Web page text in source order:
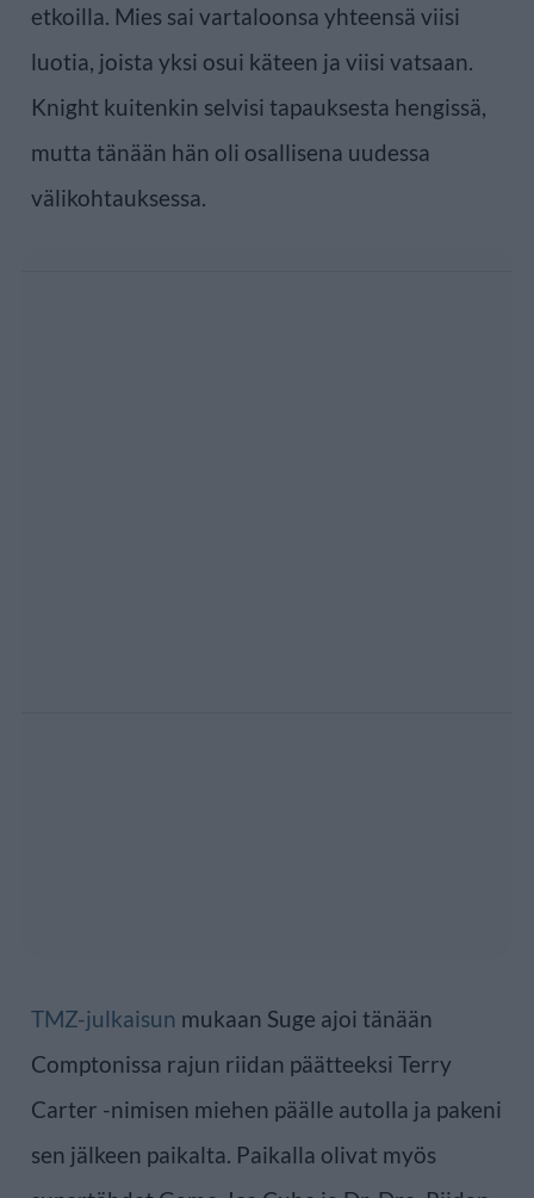
etkoilla. Mies sai vartaloonsa yhteensä viisi
luotia, joista yksi osui käteen ja viisi vatsaan.
Knight kuitenkin selvisi tapauksesta hengissä,
mutta tänään hän oli osallisena uudessa
välikohtauksessa.
TMZ-julkaisun mukaan Suge ajoi tänään
Comptonissa rajun riidan päätteeksi Terry
Carter -nimisen miehen päälle autolla ja pakeni
sen jälkeen paikalta. Paikalla olivat myös